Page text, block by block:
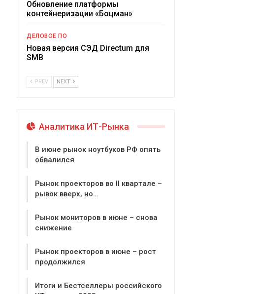
Обновление платформы
контейнеризации «Боцман»
ДЕЛОВОЕ ПО
Новая версия СЭД Directum для
SMB
PREV NEXT
Аналитика ИТ-Рынка
В июне рынок ноутбуков РФ опять
обвалился
Рынок проекторов во II квартале –
рывок вверх, но…
Рынок мониторов в июне – снова
снижение
Рынок проекторов в июне – рост
продолжился
Итоги и Бестселлеры российского